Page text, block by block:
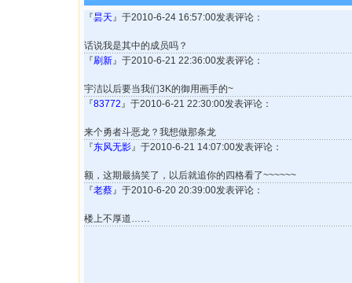
『昙天』于2010-6-24 16:57:00发表评论：
话说我是其中的成员吗？
『刷新』于2010-6-21 22:36:00发表评论：
宇洁以后要当我们3K的御用画手的~
『83772』于2010-6-21 22:30:00发表评论：
来个勇者斗恶龙？我想做那条龙
『东风无影』于2010-6-21 14:07:00发表评论：
额，这期最搞笑了，以后就追你的四格看了~~~~~~
『老蔡』于2010-6-20 20:39:00发表评论：
楼上不厚道……